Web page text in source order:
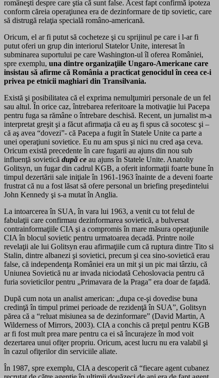
româneşti despre care ştia că sunt false. Acest fapt confirmă ipoteza
conform căreia operaţiunea era de dezinformare de tip sovietic, care
să distrugă relaţia specială româno-americană.
Oricum, el ar fi putut să cocheteze şi cu sprijinul pe care i l-ar fi
putut oferi un grup din interiorul Statelor Unite, interesat în
subminarea suportului pe care Washington-ul îl oferea României,
spre exemplu, una dintre organizaţiile Ungaro-Americane care
insistau să afirme că România a practicat genocidul în ceea ce-i
privea pe etnicii maghiari din Transilvania.
Există şi posibilitatea că el exprima nemulţumiri personale de un fel
sau altul. În orice caz, întrebarea referitoare la motivaţiie lui Pacepa
pentru fuga sa rămâne o întrebare deschisă. Recent, un jurnalist m-a
interpretat greşit şi a făcut afirmaţia că eu aş fi spus că socotesc şi –
că aş avea “dovezi”- că Pacepa a fugit în Statele Unite ca parte a
unei operaţiuni sovietice. Eu nu am spus şi nici nu cred aşa ceva.
Oricum există precedente în care fugarii au ajuns din nou sub
influenţă sovietică după ce au ajuns în Statele Unite. Anatoliy
Golitsyn, un fugar din cadrul KGB, a oferit informaţii foarte bune în
timpul dezertării sale iniţiale în 1961-1963 înainte de a deveni foarte
frustrat că nu a fost lăsat să ofere personal un briefing preşedintelui
John Kennedy şi s-a mutat în Anglia.
La intoarcerea în SUA, în vara lui 1963, a venit cu tot felul de
fabulaţii care confirmau dezinformarea sovietică, a bulversat
contrainformaţiile CIA şi a compromis în mare măsura operaţiunile
CIA în blocul sovietic pentru urmatoarea decadă. Printre noile
revelaţii ale lui Golitsyn erau afirmaţiile cum că ruptura dintre Tito si
Stalin, dintre albanezi şi sovietici, precum şi cea sino-sovietică erau
false, că independenţa României era un mit şi un pic mai târziu, că
Uniunea Sovietică nu ar invada niciodată Cehoslovacia pentru că
furia sovieticilor pentru „Primavara de la Praga” era doar de faţadă.
După cum nota un analist american: „dupa ce-şi dovedise buna
credinţă în timpul primei perioade de rezidenţă în SUA”, Golitsyn
părea că a “reluat misiunea sa de dezinformare” (David Martin, A
Wilderness of Mirrors, 2003). CIA a conchis că preţul pentru KGB
ar fi fost mult prea mare pentru ca ei să încurajeze în mod voit
dezertarea unui ofiţer propriu. Oricum, acest lucru nu era valabil şi
în cazul ofiţerilor din serviciile aliate.
În 1987, spre exemplu, CIA a descoperit că “fiecare agent cubanez